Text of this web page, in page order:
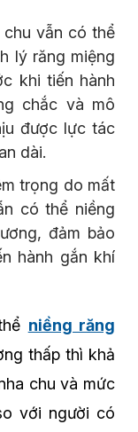
chu vẫn có thể
lý răng miệng
khi tiến hành
chắc và mô
được lực tác
dài.
trọng do mất
có thể niềng
đảm bảo
hành gắn khí
niềng răng
thấp thì khả
chu và mức
với người có